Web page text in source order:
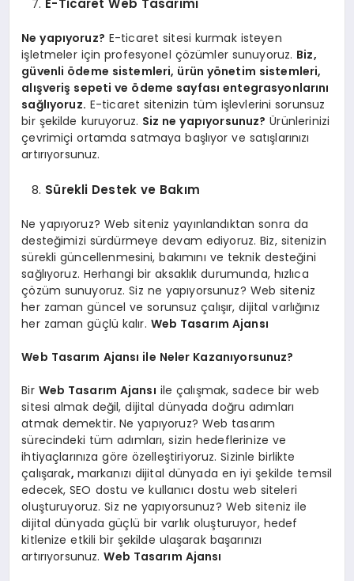
E-Ticaret Web Tasarımı
Ne yapıyoruz? E-ticaret sitesi kurmak isteyen
işletmeler için profesyonel çözümler sunuyoruz. Biz,
güvenli ödeme sistemleri, ürün yönetim sistemleri,
alışveriş sepeti ve ödeme sayfası entegrasyonlarını
sağlıyoruz. E-ticaret sitenizin tüm işlevlerini sorunsuz
bir şekilde kuruyoruz. Siz ne yapıyorsunuz? Ürünlerinizi
çevrimiçi ortamda satmaya başlıyor ve satışlarınızı
artırıyorsunuz.
Sürekli Destek ve Bakım
Ne yapıyoruz? Web siteniz yayınlandıktan sonra da
desteğimizi sürdürmeye devam ediyoruz. Biz, sitenizin
sürekli güncellenmesini, bakımını ve teknik desteğini
sağlıyoruz. Herhangi bir aksaklık durumunda, hızlıca
çözüm sunuyoruz. Siz ne yapıyorsunuz? Web siteniz
her zaman güncel ve sorunsuz çalışır, dijital varlığınız
her zaman güçlü kalır. Web Tasarım Ajansı
Web Tasarım Ajansı ile Neler Kazanıyorsunuz?
Bir Web Tasarım Ajansı ile çalışmak, sadece bir web
sitesi almak değil, dijital dünyada doğru adımları
atmak demektir.Ne yapıyoruz? Web tasarım
sürecindeki tüm adımları, sizin hedeflerinize ve
ihtiyaçlarınıza göre özelleştiriyoruz. Sizinle birlikte
çalışarak, markanızı dijital dünyada en iyi şekilde temsil
edecek, SEO dostu ve kullanıcı dostu web siteleri
oluşturuyoruz. Siz ne yapıyorsunuz? Web siteniz ile
dijital dünyada güçlü bir varlık oluşturuyor, hedef
kitlenize etkili bir şekilde ulaşarak başarınızı
artırıyorsunuz.Web Tasarım Ajansı